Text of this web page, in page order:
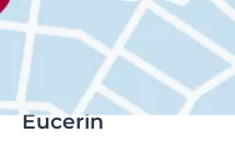
Eucerin